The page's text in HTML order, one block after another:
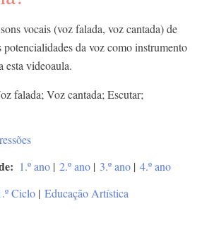
vocais (voz falada, voz cantada) de
potencialidades da voz como instrumento
esta videoaula.
falada; Voz cantada; Escutar;
1.º ano | 2.º ano | 3.º ano | 4.º ano
Ciclo | Educação Artística